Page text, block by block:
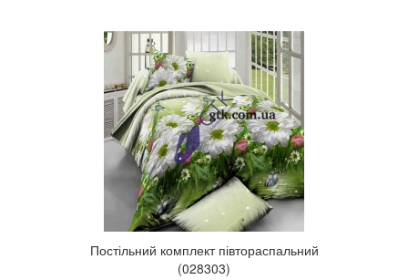
Постільний комплект півтораспальний
(028303)